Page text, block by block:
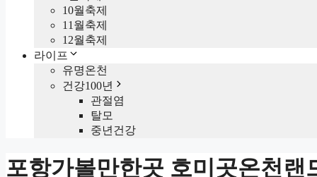
10월축제
11월축제
12월축제
라이프
유명온천
건강100년
관절염
탈모
중년건강
포항가볼만한곳 호미곳온천랜